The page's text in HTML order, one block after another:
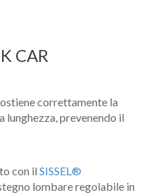
CAR
correttamente la
lunghezza, prevenendo il
con il SISSEL®
lombare regolabile in